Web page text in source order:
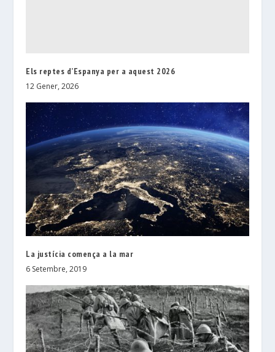
Els reptes d’Espanya per a aquest 2026
12 Gener, 2026
La justícia comença a la mar
6 Setembre, 2019